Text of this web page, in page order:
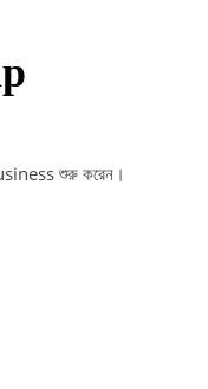
শুরু করেন।